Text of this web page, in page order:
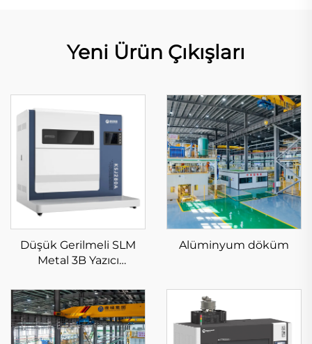
Yeni Ürün Çıkışları
Düşük Gerilmeli SLM
Metal 3B Yazıcı
Alüminyum döküm